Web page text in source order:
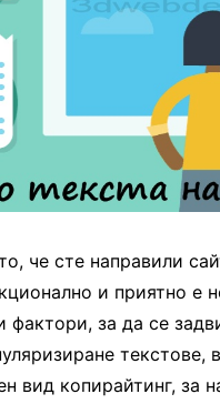
че сте направили
и приятно е
фактори, за да се
вид копирайтинг, за